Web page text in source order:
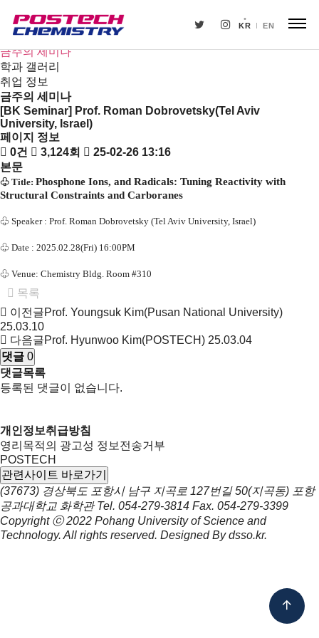
KR EN
뉴스
공지사항
금주의 세미나
학과 갤러리
취업 정보
금주의 세미나
[BK Seminar] Prof. Roman Dobrovetsky(Tel Aviv
University, Israel)
페이지 정보
0건
3,124회
25-02-26 13:16
본문
♧ Title: Phosphone Ions, and Radicals: Tuning Reactivity with
Structural Constraints and Carboranes
♧ Speaker : Prof. Roman Dobrovetsky (Tel Aviv University, Israel)
♧ Date : 2025.02.28(Fri) 16:00PM
♧ Venue: Chemistry Bldg. Room #310
목록
이전글Prof. Youngsuk Kim(Pusan National University)
25.03.10
다음글Prof. Hyunwoo Kim(POSTECH) 25.03.04
댓글 0
댓글목록
등록된 댓글이 없습니다.
개인정보취급방침
영리목적의 광고성 정보전송거부
POSTECH
관련사이트 바로가기
(37673) 경상북도 포항시 남구 지곡로 127번길 50(지곡동) 포항
공과대학교 화학관 Tel. 054-279-3814 Fax. 054-279-3399
Copyright ⓒ 2022 Pohang University of Science and
Technology. All rights reserved. Designed Bydsso.kr.